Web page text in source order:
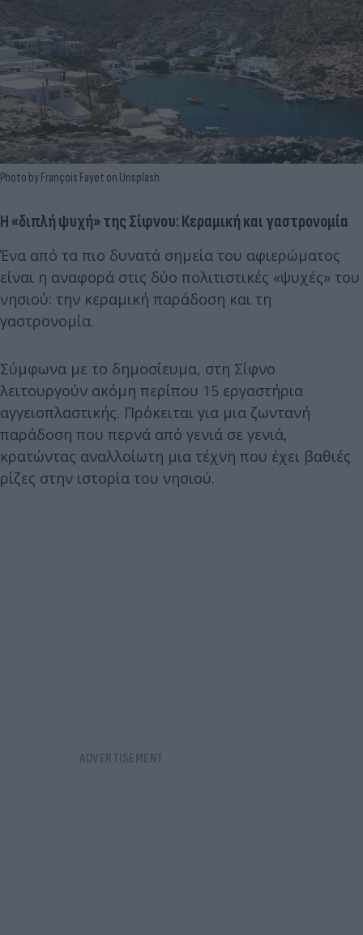
Photo by François Fayet on Unsplash
Η «διπλή ψυχή» της Σίφνου: Κεραμική και γαστρονομία
Ένα από τα πιο δυνατά σημεία του αφιερώματος
είναι η αναφορά στις δύο πολιτιστικές «ψυχές» του
νησιού: την κεραμική παράδοση και τη
γαστρονομία.
Σύμφωνα με το δημοσίευμα, στη Σίφνο
λειτουργούν ακόμη περίπου 15 εργαστήρια
αγγειοπλαστικής. Πρόκειται για μια ζωντανή
παράδοση που περνά από γενιά σε γενιά,
κρατώντας αναλλοίωτη μια τέχνη που έχει βαθιές
ρίζες στην ιστορία του νησιού.